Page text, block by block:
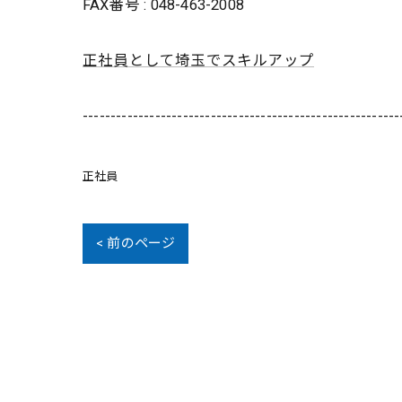
FAX番号 : 048-463-2008
正社員として埼玉でスキルアップ
正社員
< 前のページ